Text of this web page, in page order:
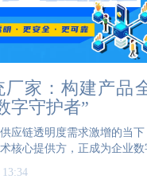
厂家：构建产品
字守护者”
应链透明度需求激增的当下
核心提供方，正成为企业数
终端的全程可视化管理。一